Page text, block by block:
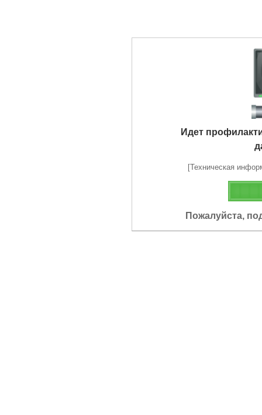
Идет
[Техническая
Пожалуйста,